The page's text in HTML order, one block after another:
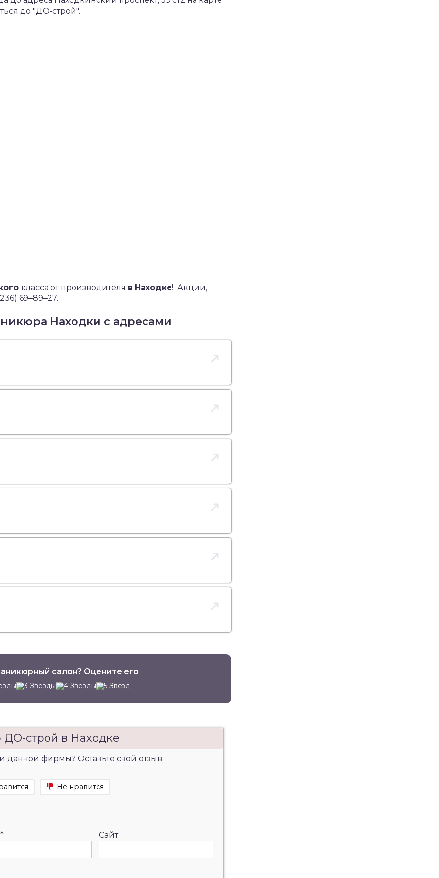
до "ДО-строй".
класса от производителя в Находке! Акции,
69‒89‒27.
Находки с адресами
салон? Оцените его
ДО-строй в Находке
данной фирмы? Оставьте свой отзыв:
Не нравится
* Сайт